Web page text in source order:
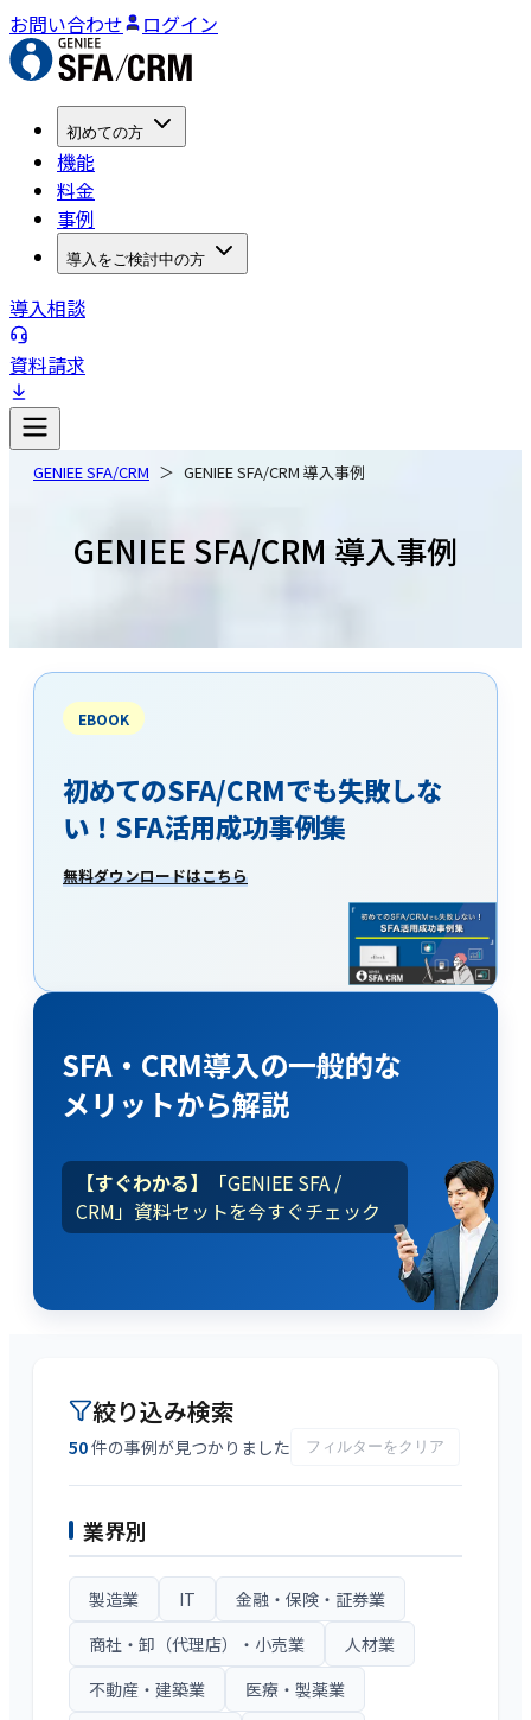
お問い合わせ ログイン
初めての方
機能
料金
事例
導入をご検討中の方
導入相談
資料請求
GENIEE SFA/CRM GENIEE SFA/CRM 導入事例
GENIEE SFA/CRM 導入事例
EBOOK
初めてのSFA/CRMでも失敗しな
い！SFA活用成功事例集
無料ダウンロードはこちら
SFA・CRM導入の一般的な
メリットから解説
【すぐわかる】
「GENIEE SFA /
CRM」資料セットを今すぐチェック
絞り込み検索
50件の事例が見つかりました フィルターをクリア
業界別
製造業 IT
金融・保険・証券業
商社・卸（代理店）・小売業
人材業
不動産・建築業
医療・製薬業